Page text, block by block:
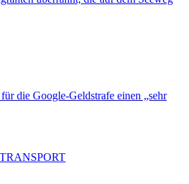
die Google-Geldstrafe einen „sehr